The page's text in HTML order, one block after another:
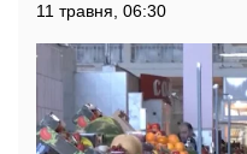
11 травня, 06:30